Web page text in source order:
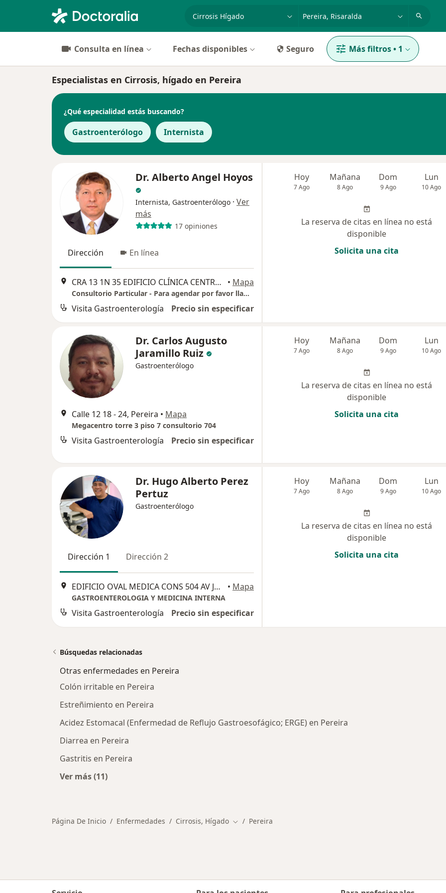
especialidad, enfermedad o nombre
Consulta en línea Fechas disponibles Seguro Más filtros• 1
Especialistas en Cirrosis, hígado en Pereira
¿Qué especialidad estás buscando?
Gastroenterólogo Internista
Dr. Alberto Angel Hoyos
Internista, Gastroenterólogo · Ver
más
17 opiniones
Dirección En línea
CRA 13 1N 35 EDIFICIO CLÍNICA CENTRAL DEL QUINDIO 5PISO CONS 501, Pereira • Mapa
Consultorio Particular - Para agendar por favor llamar
Visita Gastroenterología Precio sin especificar
Hoy
7 Ago
Mañana
8 Ago
Dom
9 Ago
Lun
10 Ago
La reserva de citas en línea no está
disponible
Solicita una cita
Dr. Carlos Augusto
Jaramillo Ruiz
Gastroenterólogo
Calle 12 18 - 24, Pereira • Mapa
Megacentro torre 3 piso 7 consultorio 704
Visita Gastroenterología Precio sin especificar
Hoy
7 Ago
Mañana
8 Ago
Dom
9 Ago
Lun
10 Ago
La reserva de citas en línea no está
disponible
Solicita una cita
Dr. Hugo Alberto Perez
Pertuz
Gastroenterólogo
Dirección 1 Dirección 2
EDIFICIO OVAL MEDICA CONS 504 AV JUAN B GUTIERREZ # 18-60, Pereira • Mapa
GASTROENTEROLOGIA Y MEDICINA INTERNA
Visita Gastroenterología Precio sin especificar
Hoy
7 Ago
Mañana
8 Ago
Dom
9 Ago
Lun
10 Ago
La reserva de citas en línea no está
disponible
Solicita una cita
Búsquedas relacionadas
Otras enfermedades en Pereira
Colón irritable en Pereira
Estreñimiento en Pereira
Acidez Estomacal (Enfermedad de Reflujo Gastroesofágico; ERGE) en Pereira
Diarrea en Pereira
Gastritis en Pereira
Ver más (11)
Página De Inicio Enfermedades Cirrosis, Hígado Cambiar de ciudad
Pereira